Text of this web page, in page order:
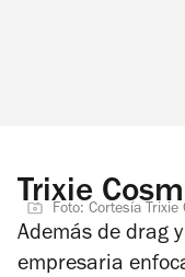
Trixie
Foto: Cortesía Trixie
Además de drag
empresaria